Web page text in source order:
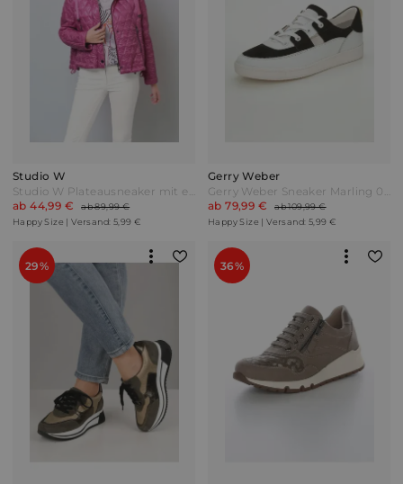
Studio W
Studio W Plateausneaker mit extravaganter Sohle Pink
ab 44,99 €
ab 89,99 €
Happy Size | Versand: 5,99 €
Gerry Weber
Gerry Weber Sneaker Marling 03 Schwarz/Weiß
ab 79,99 €
ab 109,99 €
Happy Size | Versand: 5,99 €
29% 36%